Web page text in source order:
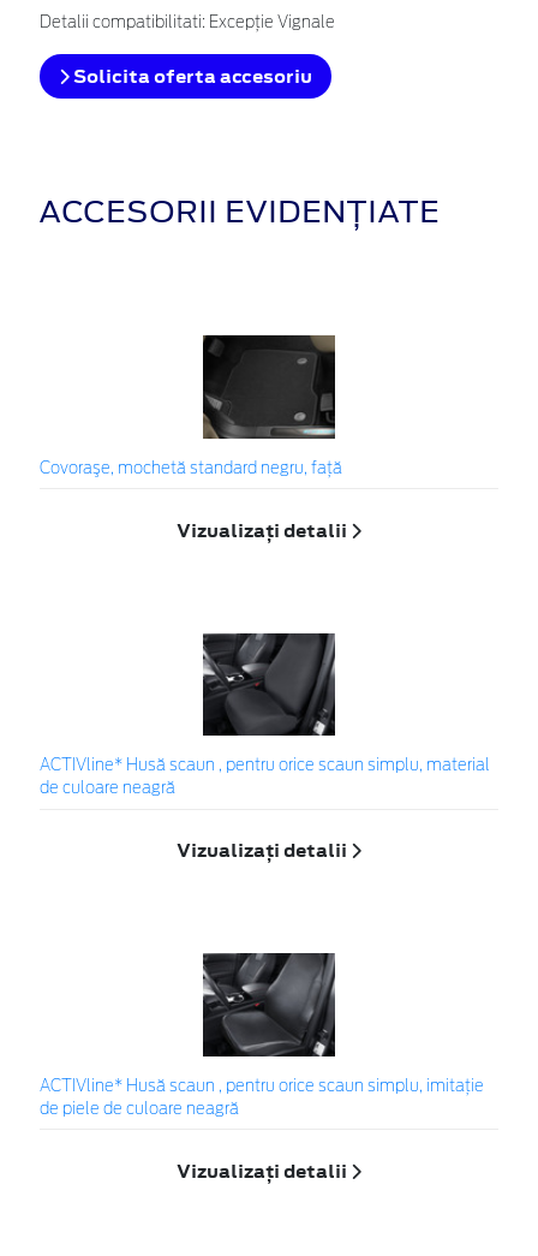
Detalii compatibilitati: Excepție Vignale
Solicita oferta accesoriu
ACCESORII EVIDENȚIATE
Covoraşe, mochetă standard negru, față
Vizualizați detalii
ACTIVline* Husă scaun , pentru orice scaun simplu, material
de culoare neagră
Vizualizați detalii
ACTIVline* Husă scaun , pentru orice scaun simplu, imitație
de piele de culoare neagră
Vizualizați detalii